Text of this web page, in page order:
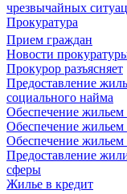
чрезвычайных
Прокуратура
Прием граждан
Новости
Прокурор разъясняет
Предоставление
социального найма
Обеспечение
Обеспечение
Обеспечение жильем
Предоставление
сферы
Жилье в кредит